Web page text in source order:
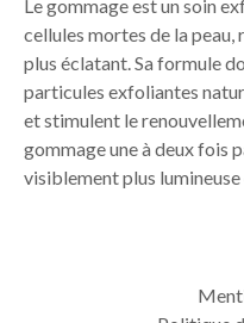
Le gommage est un soin
cellules mortes de la peau,
plus éclatant. Sa formule
particules exfoliantes
et stimulent le
gommage une à deux fois
visiblement plus